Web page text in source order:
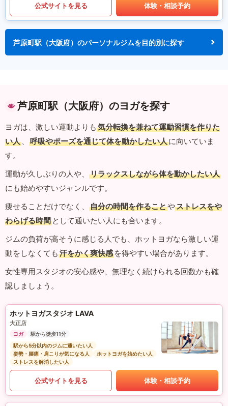
公式サイトを見る 体験・相談予約
芦原町駅（大阪府）のパーソナルジムを目的別に探す
芦原町駅（大阪府）のヨガを探す
ヨガは、激しい運動よりも 気分転換を兼ねて運動習慣を作りた
い人 、 呼吸やポーズを通じて体を動かしたい人に向いていま
す。
運動が久しぶりの人や、
リラックスしながら体を動かしたい人
にも始めやすいジャンルです。
痩せることだけでなく、
自分の時間を作ることやストレスをや
わらげる時間 として通いたい人にも合います。
ジムの負荷が高そうに感じる人でも、ホットヨガなら激しい運
動をしなくても 汗をかく爽快感 を得やすい場合があります。
女性専用スタジオの安心感や、無理なく続けられる回数かも確
認しましょう。
ホットヨガスタジオ LAVA
大正店
ヨガ
駅から徒歩11分
駅から5分以内のジムに通いたい人
姿勢・腰痛・肩こりが気になる人
ホットヨガを始めたい人
ストレスを解消したい人
公式サイトを見る 体験・相談予約